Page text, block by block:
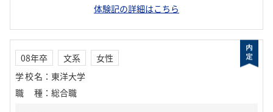
体験記の詳細はこちら
08年卒 文系
女性
学校名 ： 東洋大学
職種 ： 総合職